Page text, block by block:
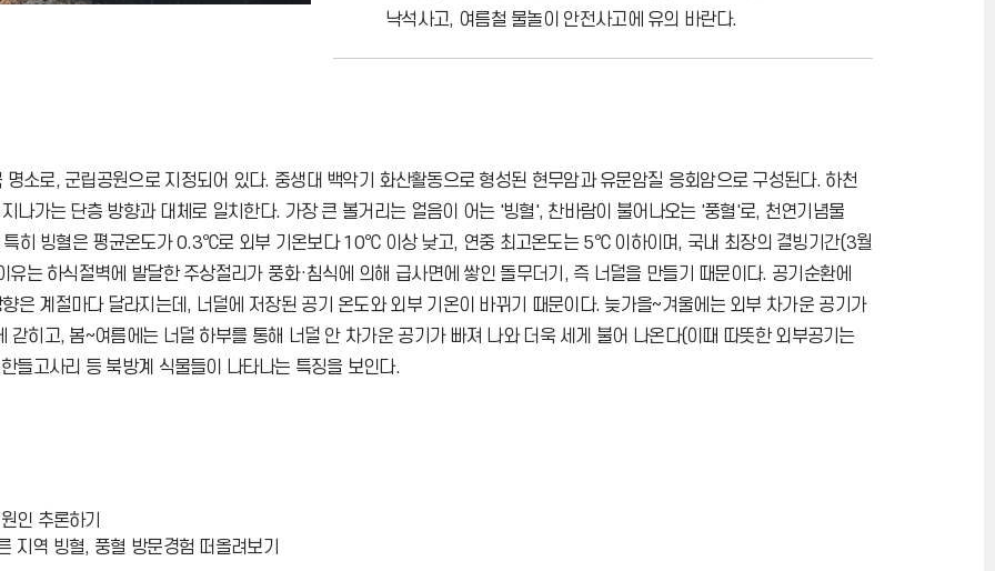
낙석사고, 여름철 물놀이 안전사고에 유의 바란다.
소로, 군립공원으로 지정되어 있다. 중생대 백악기 화산활동으로 형성된 현무암과 유문암질 응회암으로 구성된다. 하천
나가는 단층 방향과 대체로 일치한다. 가장 큰 볼거리는 얼음이 어는 '빙혈', 찬바람이 불어나오는 '풍혈'로, 천연기념물
히 빙혈은 평균온도가 0.3℃로 외부 기온보다 10℃ 이상 낮고, 연중 최고온도는 5℃ 이하이며, 국내 최장의 결빙기간(3월
는 하식절벽에 발달한 주상절리가 풍화·침식에 의해 급사면에 쌓인 돌무더기, 즉 너덜을 만들기 때문이다. 공기순환에
은 계절마다 달라지는데, 너덜에 저장된 공기 온도와 외부 기온이 바뀌기 때문이다. 늦가을~겨울에는 외부 차가운 공기가
히고, 봄~여름에는 너덜 하부를 통해 너덜 안 차가운 공기가 빠져 나와 더욱 세게 불어 나온다(이때 따뜻한 외부공기는
들고사리 등 북방계 식물들이 나타나는 특징을 보인다.
인 추론하기
지역 빙혈, 풍혈 방문경험 떠올려보기